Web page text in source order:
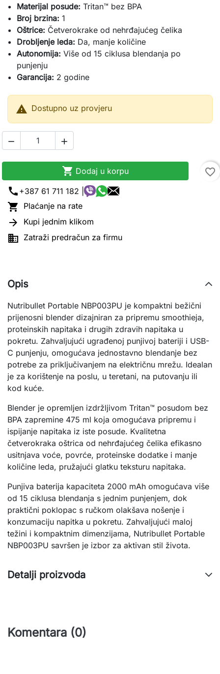
Materijal posude: Tritan™ bez BPA
Broj brzina: 1
Oštrice: Četverokrake od nehrđajućeg čelika
Drobljenje leda: Da, manje količine
Autonomija: Više od 15 ciklusa blendanja po
punjenju
Garancija: 2 godine
 Dostupno uz provjeru
 
 Dodaj u korpu
favorite_border
call +387 61 711 182 |
 Plaćanje na rate
 Kupi jednim klikom
 Zatraži predračun za firmu
Opis
Nutribullet Portable NBP003PU je kompaktni bežični
prijenosni blender dizajniran za pripremu smoothieja,
proteinskih napitaka i drugih zdravih napitaka u
pokretu. Zahvaljujući ugrađenoj punjivoj bateriji i USB-
C punjenju, omogućava jednostavno blendanje bez
potrebe za priključivanjem na električnu mrežu. Idealan
je za korištenje na poslu, u teretani, na putovanju ili
kod kuće.
Blender je opremljen izdržljivom Tritan™ posudom bez
BPA zapremine 475 ml koja omogućava pripremu i
ispijanje napitaka iz iste posude. Kvalitetna
četverokraka oštrica od nehrđajućeg čelika efikasno
usitnjava voće, povrće, proteinske dodatke i manje
količine leda, pružajući glatku teksturu napitaka.
Punjiva baterija kapaciteta 2000 mAh omogućava više
od 15 ciklusa blendanja s jednim punjenjem, dok
praktični poklopac s ručkom olakšava nošenje i
konzumaciju napitka u pokretu. Zahvaljujući maloj
težini i kompaktnim dimenzijama, Nutribullet Portable
NBP003PU savršen je izbor za aktivan stil života.
Detalji proizvoda
Komentara (0)